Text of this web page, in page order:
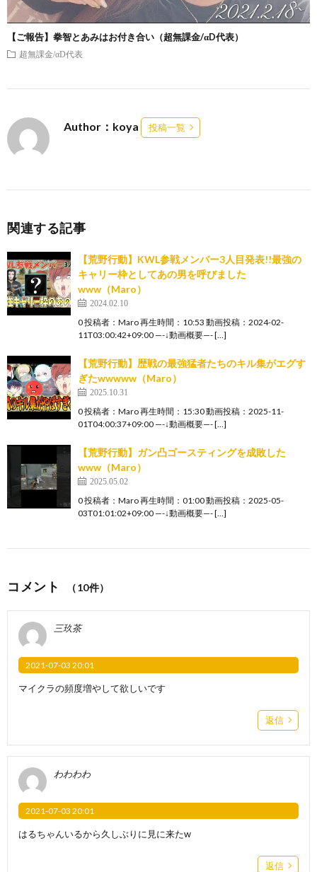
【ご報告】拳智とあみはお付き合い（超無課金/αD代表）
超無課金/αD代表
Author：koya 投稿一覧
関連する記事
【荒野行動】KWL参戦メンバー3人目発表!!最強の
キャリー枠としてあの男を呼びました
www（Maro）
2024.02.10
0 投稿者：Maro 再生時間：10:53 動画投稿：2024-02-
11T03:00:42+09:00 —-↓動画概要—- […]
【荒野行動】歴戦の最強猛者たちのキル集がエグす
ぎたwwwww（Maro）
2025.10.31
0 投稿者：Maro 再生時間：15:30 動画投稿：2025-11-
01T04:00:37+09:00 —-↓動画概要—- […]
【荒野行動】ガン凸ゴースティングを成敗した
www（Maro）
2025.05.02
0 投稿者：Maro 再生時間：01:00 動画投稿：2025-05-
03T01:01:02+09:00 —-↓動画概要—- […]
コメント （10件）
三玖茶
2021-07-03 20:01
マイクラの頻度増やして欲しいです
返信
わわわわ
2021-07-03 20:01
はるちゃんいるから久しぶりに見に来たw
返信